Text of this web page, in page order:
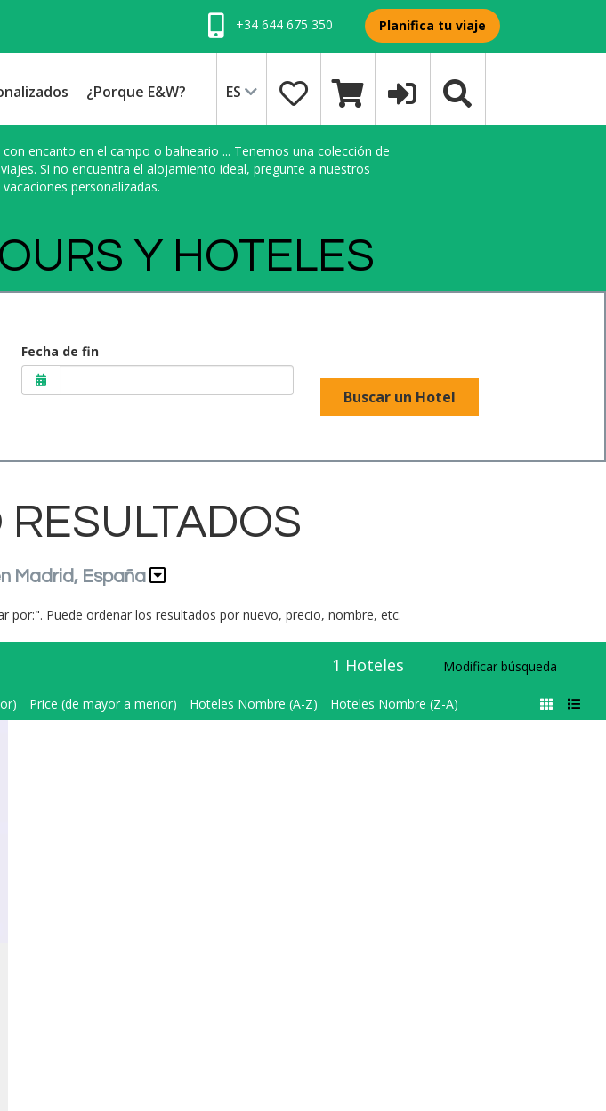
+34 644 675 350 Planifica tu viaje
¿Porque E&W? ES
encanto en el campo o balneario ... Tenemos una colección de
Si no encuentra el alojamiento ideal, pregunte a nuestros
personalizadas.
Y HOTELES
Fecha de fin
Buscar un Hotel
Madrid, España
por:". Puede ordenar los resultados por nuevo, precio, nombre, etc.
1 Hoteles Modificar búsqueda
Price (de mayor a menor) Hoteles Nombre (A-Z) Hoteles Nombre (Z-A)